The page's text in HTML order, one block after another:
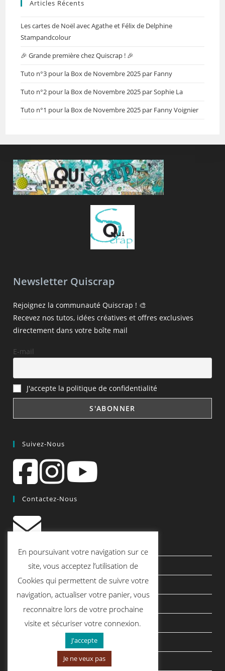
Articles Récents
Les cartes de Noël avec Agathe et Félix de Delphine
Stampandcolour
🎉 Grande première chez Quiscrap ! 🎉
Tuto n°3 pour la Box de Novembre 2025 par Fanny
Tuto n°2 pour la Box de Novembre 2025 par Sophie La
Tuto n°1 pour la Box de Novembre 2025 par Fanny Voignier
Newsletter Quiscrap
Rejoignez la communauté Quiscrap ! 🎨
Recevez nos tutos, idées créatives et offres exclusives
directement dans votre boîte mail
E-mail
J'accepte la politique de confidentialité
Suivez-Nous
Contactez-Nous
contact@quiscrap.fr
Les Fiches Techniques et les Tutos
Le Blog
Conditions générales de vente
Mentions légales
Politique de confidentialité
politique de cookies
En poursuivant votre navigation sur ce
site, vous acceptez l’utilisation de
Cookies qui permettent de suivre votre
navigation, actualiser votre panier, vous
reconnaitre lors de votre prochaine
visite et sécuriser votre connexion.
J'accepte
Je ne veux pas